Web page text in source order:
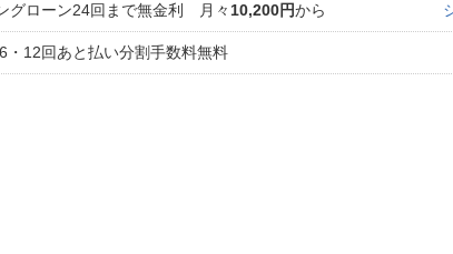
ご利用規約
グローン24回まで無金利 月々 10,200円から
・12回あと払い分割手数料無料